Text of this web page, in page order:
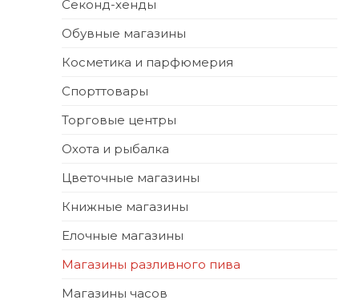
Секонд-хенды
Обувные магазины
Косметика и парфюмерия
Спорттовары
Торговые центры
Охота и рыбалка
Цветочные магазины
Книжные магазины
Елочные магазины
Магазины разливного пива
Магазины часов